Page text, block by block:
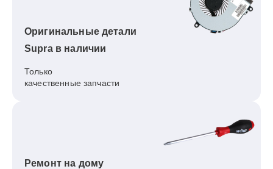
Оригинальные детали
Supra в наличии
Только
качественные запчасти
Ремонт на дому